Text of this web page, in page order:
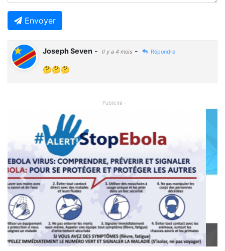
Envoyer
Joseph Seven - Il y a 4 mois - Répondre
🤔🤔🤔
- Publicité -
Previous